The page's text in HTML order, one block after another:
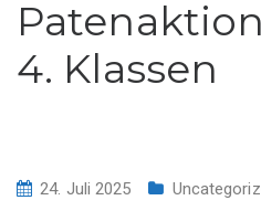
4. Klassen
24. Juli 2025